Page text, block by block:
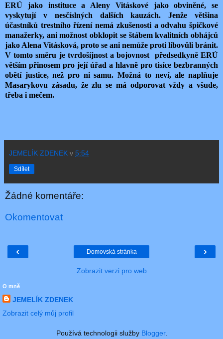
ERÚ jako instituce a Aleny Vitáskové jako obviněné, se
vyskytují v nesčíslných dalších kauzách. Jenže většina
účastníků trestního řízení nemá zkušenosti a odvahu špičkové
manažerky, ani možnost obklopit se štábem kvalitních obhájců
jako Alena Vitásková, proto se ani nemůže proti libovůli bránit.
V tomto směru je tvrdošíjnost a bojovnost předsedkyně ERÚ
větším přinosem pro její úřad a hlavně pro tisíce bezbranných
obětí justice, než pro ni samu. Možná to neví, ale naplňuje
Masarykovu zásadu, že zlu se má odporovat vždy a všude,
třeba i mečem.
JEMELÍK ZDENEK v 5:54
Sdílet
Žádné komentáře:
Okomentovat
‹ ›
Domovská stránka
Zobrazit verzi pro web
O mně
JEMELÍK ZDENEK
Zobrazit celý můj profil
Používá technologii služby Blogger.